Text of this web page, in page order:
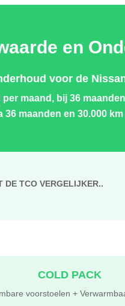
en
voor de
per maand, bij 36
36 maanden en 30.000
DE TCO VERGELIJKER..
COLD PACK
voorstoelen +